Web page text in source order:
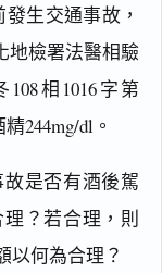
生交通事故，
地檢署法醫相驗
相1016字第
244mg/dl。
是否有酒後駕
？若合理，則
以何為合理？